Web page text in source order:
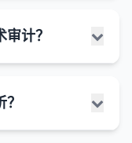
面的head部
。
索结果通常获得
标准结果占据更
example.com
比。
的会话：
南、视频等）。
覆盖但用户需要
关键词，优化这
接访问、社交媒
SEO努力的效
间、平均页面浏
。
优化网站内容，
具可以大大简化
计？
名的技术问
过程，提供详细